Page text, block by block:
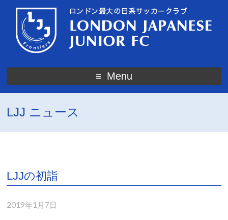
Menu
LJJ ニュース
LJJの初詣
2019年1月7日